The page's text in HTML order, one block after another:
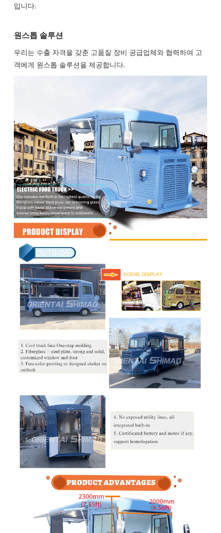
입니다.
원스톱 솔루션
우리는 수출 자격을 갖춘 고품질 장비 공급업체와 협력하여 고
객에게 원스톱 솔루션을 제공합니다.